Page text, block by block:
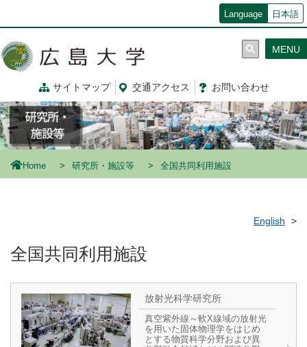
コ
ン
ツ
に
移
動
Language 日本語
サイトマップ 交通アクセス お問い合わせ
MENU
Home 研究所・施設等 全国共同利用施設
English
全国共同利用施設
放射光科学研究所
真空紫外線～軟X線域の放射光
を用いた固体物理学をはじめ
とする物質科学分野および異